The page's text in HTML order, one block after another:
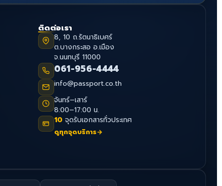
ติดต่อเรา
8, 10 ถ.รัตนาธิเบศร์
ต.บางกระสอ อ.เมือง
จ.นนทบุรี 11000
061-956-4444
info@passport.co.th
จันทร์–เสาร์
8:00–17:00 น.
10 จุดรับเอกสารทั่วประเทศ
ดูทุกจุดบริการ→